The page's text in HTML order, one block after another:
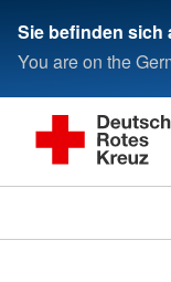
Sie befinden sich
You are on the